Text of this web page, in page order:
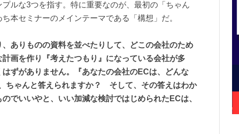
ルな3つを指す。特に重要なのが、最初の「ちゃん
本セミナーのメインテーマである「構想」だ。
、ありものの資料を並べたりして、どこの会社のため
画を作り『考えたつもり』になっている会社が多
ずがありません。『あなたの会社のECは、どんな
ちゃんと答えられますか？ そして、その答えはわか
でいいやと、いい加減な検討ではじめられたECは、